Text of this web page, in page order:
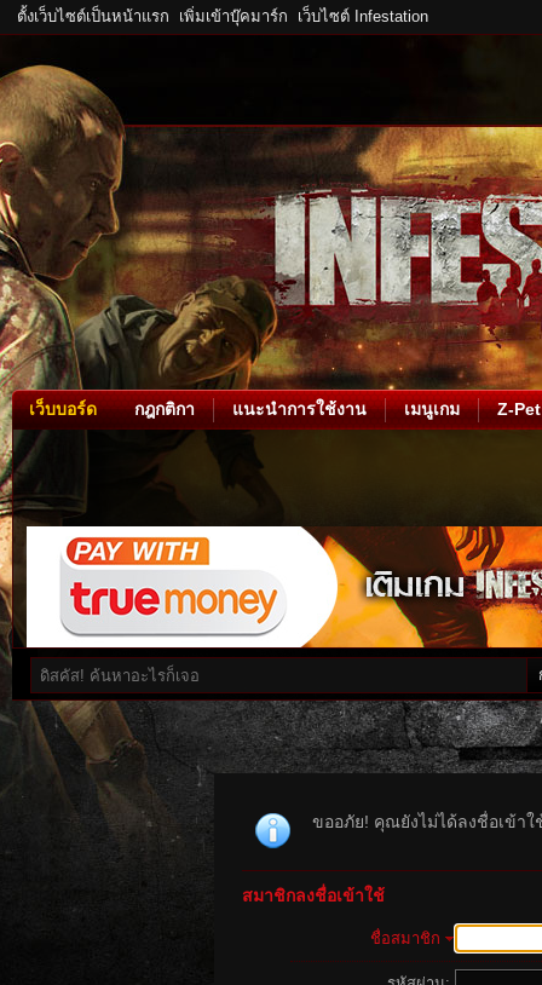
ตั้งเว็บไซต์เป็นหน้าแรก เพิ่มเข้าบุ๊คมาร์ก เว็บไซต์ Infestation
เว็บบอร์ด กฎกติกา แนะนำการใช้งาน เมนูเกม Z-Pet
ขออภัย! คุณยังไม่ได้ลงชื่อเข้า
สมาชิกลงชื่อเข้าใช้
ชื่อสมาชิก